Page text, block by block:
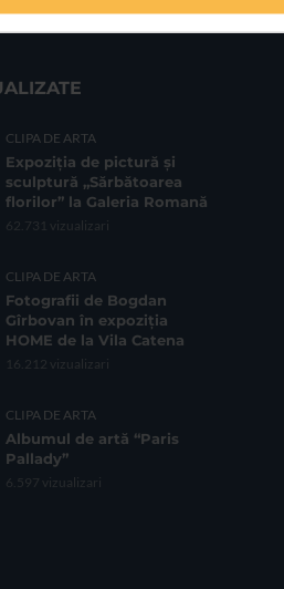
CLIPA DE ARTA
Expoziția de pictură și
sculptură „Sărbătoarea
florilor” la Galeria Romană
62.731 vizualizari
CLIPA DE ARTA
Fotografii de Bogdan
Gîrbovan în expoziția
HOME de la Vila Catena
16.212 vizualizari
CLIPA DE ARTA
Albumul de artă “Paris
Pallady”
6.597 vizualizari